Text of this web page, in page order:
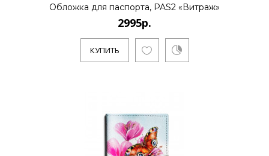
Обложка для паспорта, PAS2 «Витраж»
2995р.
КУПИТЬ